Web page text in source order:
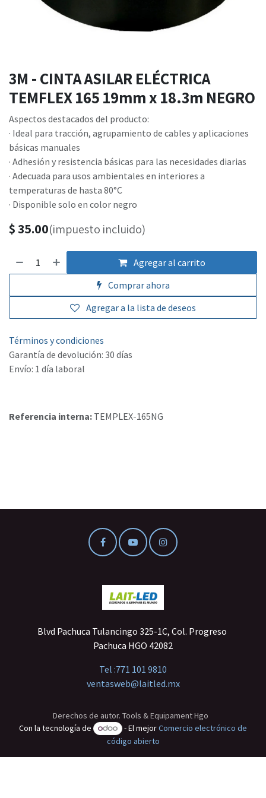
3M - CINTA ASILAR ELÉCTRICA
TEMFLEX 165 19mm x 18.3m NEGRO
Aspectos destacados del producto:
· Ideal para tracción, agrupamiento de cables y aplicaciones
básicas manuales
· Adhesión y resistencia básicas para las necesidades diarias
· Adecuada para usos ambientales en interiores a
temperaturas de hasta 80°C
· Disponible solo en color negro
$35.00(impuesto incluido)
Agregar al carrito
Comprar ahora
Agregar a la lista de deseos
Términos y condiciones
Garantía de devolución: 30 días
Envío: 1 día laboral
Referencia interna: TEMPLEX-165NG
Blvd Pachuca Tulancingo 325-1C, Col. Progreso
Pachuca HGO 42082
Tel :771 101 9810
ventasweb@laitled.mx
Derechos de autor. Tools & Equipament Hgo
Con la tecnología de
- El mejorComercio electrónico de
código abierto